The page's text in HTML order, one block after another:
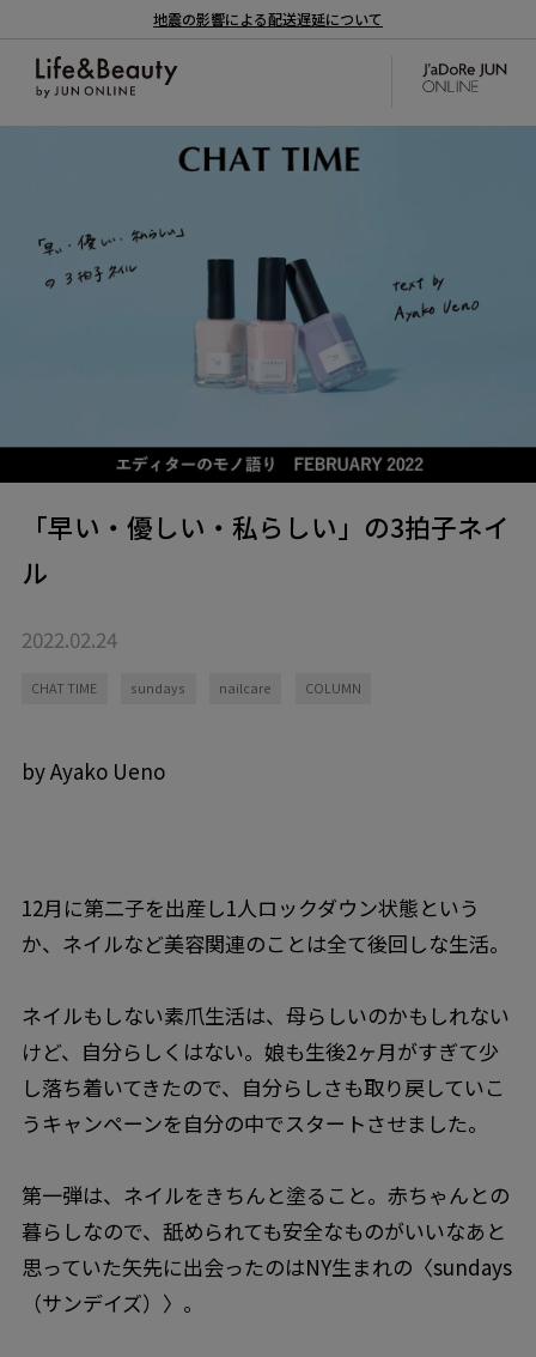
地震の影響による配送遅延について
「早い・優しい・私らしい」の3拍子ネイ
ル
2022.02.24
CHAT TIME sundays nailcare COLUMN
by Ayako Ueno
12月に第二子を出産し1人ロックダウン状態という
か、ネイルなど美容関連のことは全て後回しな生活。
ネイルもしない素爪生活は、母らしいのかもしれない
けど、自分らしくはない。娘も生後2ヶ月がすぎて少
し落ち着いてきたので、自分らしさも取り戻していこ
うキャンペーンを自分の中でスタートさせました。
第一弾は、ネイルをきちんと塗ること。赤ちゃんとの
暮らしなので、舐められても安全なものがいいなあと
思っていた矢先に出会ったのはNY生まれの〈sundays
（サンデイズ）〉。